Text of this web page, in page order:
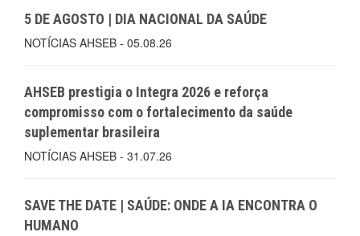
5 DE AGOSTO | DIA NACIONAL DA SAÚDE
NOTÍCIAS AHSEB - 05.08.26
AHSEB prestigia o Integra 2026 e reforça
compromisso com o fortalecimento da saúde
suplementar brasileira
NOTÍCIAS AHSEB - 31.07.26
SAVE THE DATE | SAÚDE: ONDE A IA ENCONTRA O
HUMANO